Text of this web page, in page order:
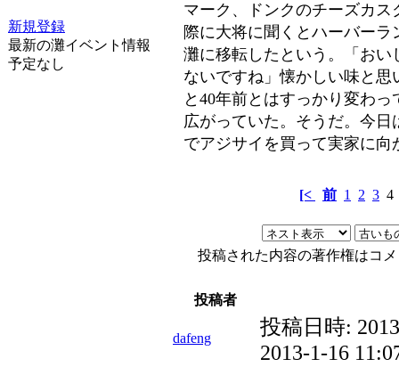
新規登録
最新の灘イベント情報
予定なし
マーク、ドンクのチーズカ
際に大将に聞くとハーバー
灘に移転したという。「お
ないですね」懐かしい味と
と40年前とはすっかり変わ
広がっていた。そうだ。今
でアジサイを買って実家に向
[< 前 1 2 3
投稿された内容の著作権はコ
投稿者
dafeng 投稿日時:
2013-1-16